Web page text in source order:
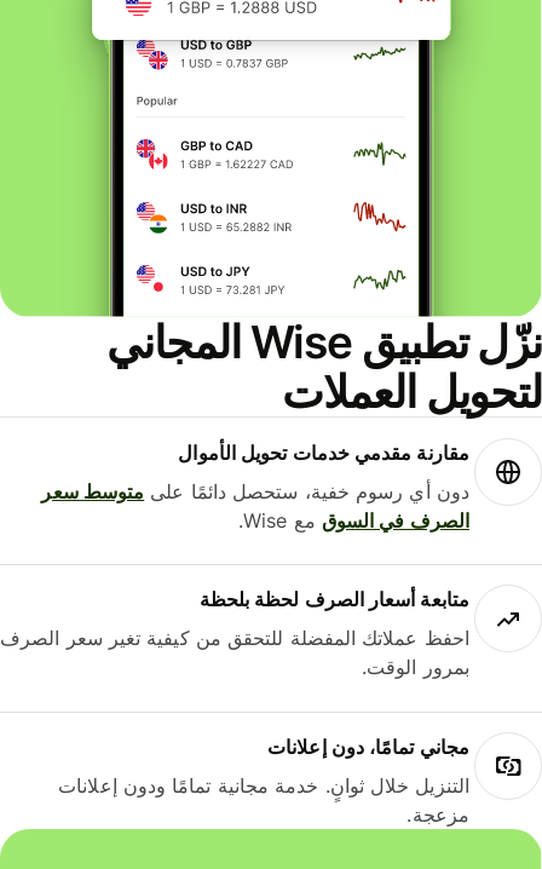
نزّل تطبيق Wise المجاني
العملات
مقارنة مقدمي خدمات تحويل الأموال
دون أي رسوم خفية، ستحصل دائمًا علىمتوسط ​​سعر
الصرف في السوقمع Wise.
متابعة أسعار الصرف لحظة بلحظة
احفظ عملاتك المفضلة للتحقق من كيفية تغير سعر الصرف
بمرور الوقت.
مجاني تمامًا، دون إعلانات
التنزيل خلال ثوانٍ. خدمة مجانية تمامًا ودون إعلانات
مزعجة.